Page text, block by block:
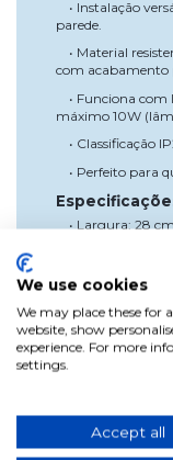
• Instalação
parede.
• Material
com acabamento
• Funciona com
máximo 10W
• Classificação
• Perfeito para
• Largura: 28 cm
• Diâmetro: 8 cm
• Profundidade:
• Peso: 0,7 kg
• Material: Metal
• Lâmpadas
(lâmpadas não
We use cookies
We may place these for
website, show
experience. For more
settings.
Accept all